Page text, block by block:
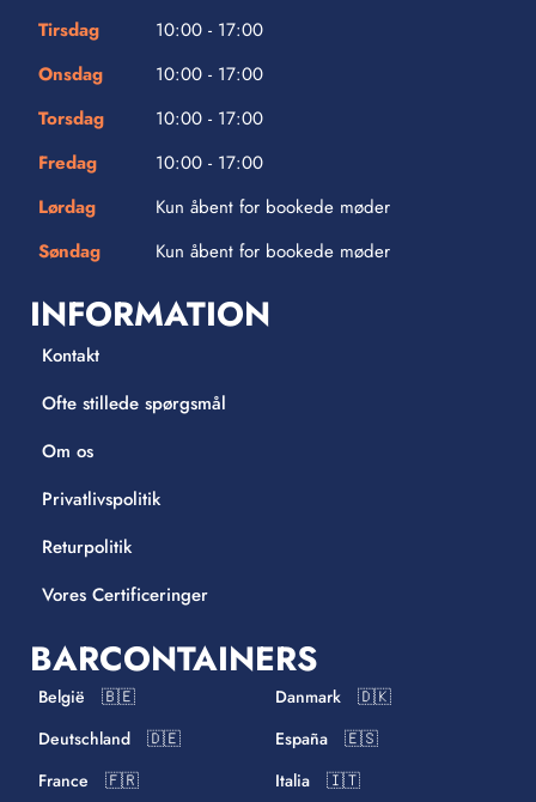
Tirsdag
10:00 - 17:00
Onsdag
10:00 - 17:00
Torsdag
10:00 - 17:00
Fredag
10:00 - 17:00
Lørdag
Kun åbent for bookede møder
Søndag
Kun åbent for bookede møder
INFORMATION
Kontakt
Ofte stillede spørgsmål
Om os
Privatlivspolitik
Returpolitik
Vores Certificeringer
BARCONTAINERS
België 🇧🇪
Danmark 🇩🇰
Deutschland 🇩🇪
España 🇪🇸
France 🇫🇷
Italia 🇮🇹